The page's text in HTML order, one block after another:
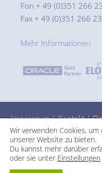
Fon + 49 (0)351 266
Fax + 49 (0)351 266
Mehr Informationen
Impressum|Kontakt|
Wir verwenden Cookies,
unserer Website zu bieten.
Du kannst mehr darüber
oder sie unter Einstellungen